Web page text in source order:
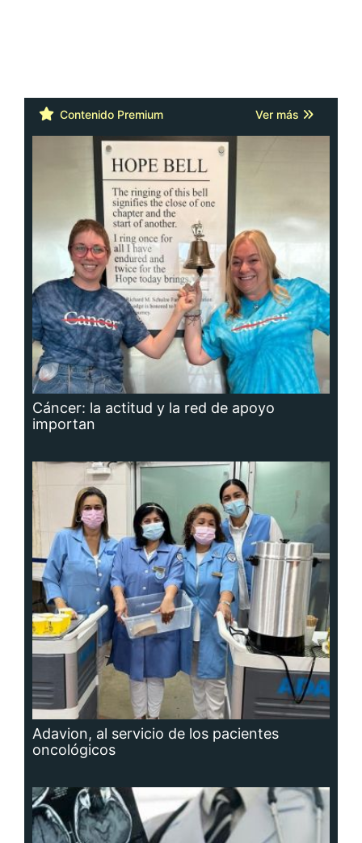
Contenido Premium Ver más
Cáncer: la actitud y la red de apoyo
importan
Adavion, al servicio de los pacientes
oncológicos